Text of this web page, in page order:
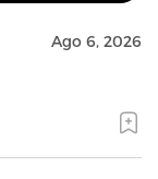
Ago 6, 2026